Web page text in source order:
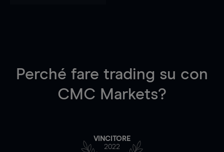
Perché fare trading su con
CMC Markets?
VINCITORE
2022